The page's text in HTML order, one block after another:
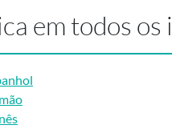
em todos os